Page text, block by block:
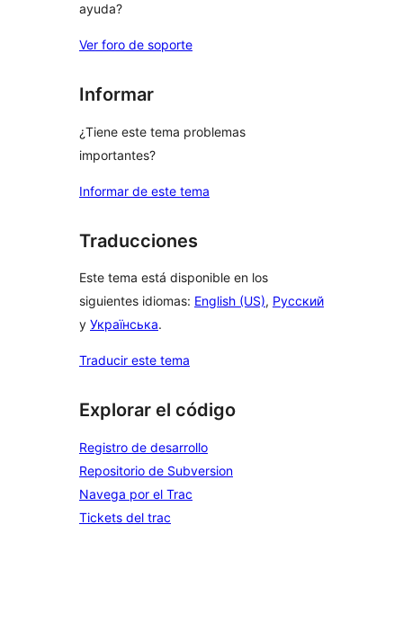
ayuda?
Ver foro de soporte
Informar
¿Tiene este tema problemas
importantes?
Informar de este tema
Traducciones
Este tema está disponible en los
siguientes idiomas: English (US), Русский
y Українська.
Traducir este tema
Explorar el código
Registro de desarrollo
Repositorio de Subversion
Navega por el Trac
Tickets del trac